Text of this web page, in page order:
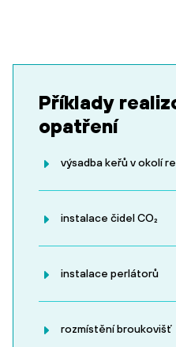
Příklady
opatření
výsadba keřů v okolí
instalace čidel CO₂
instalace perlátorů
rozmístění broukovišť